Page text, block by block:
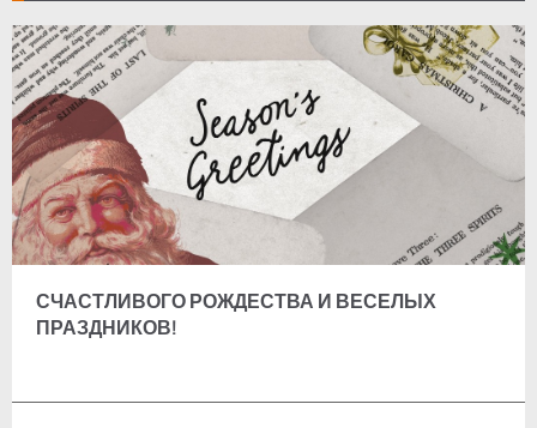
СЧАСТЛИВОГО РОЖДЕСТВА И ВЕСЕЛЫХ
ПРАЗДНИКОВ!